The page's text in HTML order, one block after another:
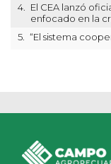
4.
El CEA lanzó
enfocado en la
5.
“El sistema